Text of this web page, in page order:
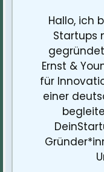
Hallo, ich
Startups
Ernst &
für
einer